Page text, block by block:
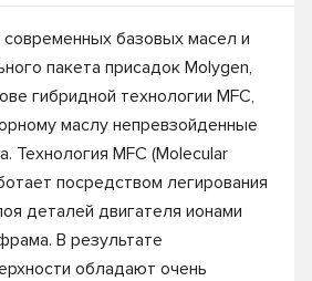
базовых масел и
пакета присадок Molygen,
гибридной технологии MFC,
маслу непревзойденные
Технология MFC (Molecular
посредством легирования
деталей двигателя ионами
В результате
обладают очень